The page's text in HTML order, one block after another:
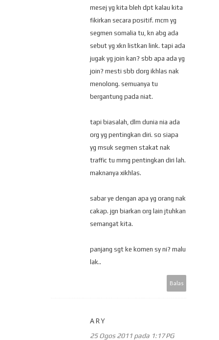
mesej yg kita bleh dpt kalau kita
fikirkan secara positif. mcm yg
segmen somalia tu, kn abg ada
sebut yg xkn listkan link. tapi ada
jugak yg join kan? sbb apa ada yg
join? mesti sbb dorg ikhlas nak
menolong. semuanya tu
bergantung pada niat.
tapi biasalah, dlm dunia nia ada
org yg pentingkan diri. so siapa
yg msuk segmen stakat nak
traffic tu mmg pentingkan diri lah.
maknanya xikhlas.
sabar ye dengan apa yg orang nak
cakap. jgn biarkan org lain jtuhkan
semangat kita.
panjang sgt ke komen sy ni? malu
lak..
Balas
ARY
25 Ogos 2011 pada 1:17 PG